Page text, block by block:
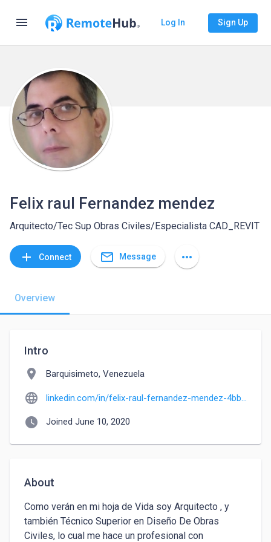
menu Log In Sign Up
Felix raul Fernandez mendez
Arquitecto/Tec Sup Obras Civiles/Especialista CAD_REVIT
add Connect mail_outline Message more_horiz
Overview
Intro
location_on Barquisimeto, Venezuela
language linkedin.com/in/felix-raul-fernandez-mendez-4bba3550
watch_later Joined June 10, 2020
About
Como verán en mi hoja de Vida soy Arquitecto , y
también Técnico Superior en Diseño De Obras
Civiles, lo cual me hace un profesional con